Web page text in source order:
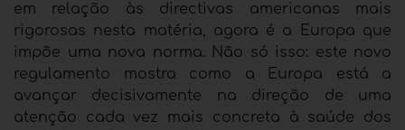
em relação às directivas americanas mais
rigorosas nesta matéria, agora é a Europa que
impõe uma nova norma. Não só isso: este novo
regulamento mostra como a Europa está a
avançar decisivamente na direção de uma
atenção cada vez mais concreta à saúde dos